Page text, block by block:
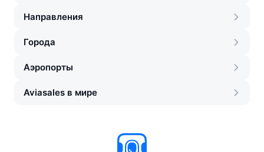
Направления
Города
Аэропорты
Aviasales в мире